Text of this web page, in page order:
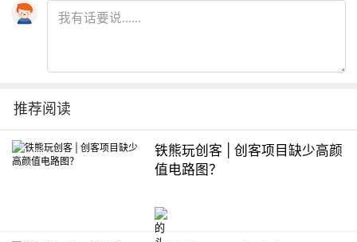
推荐阅读
铁熊玩创客 | 创客项目缺少高颜
值电路图？